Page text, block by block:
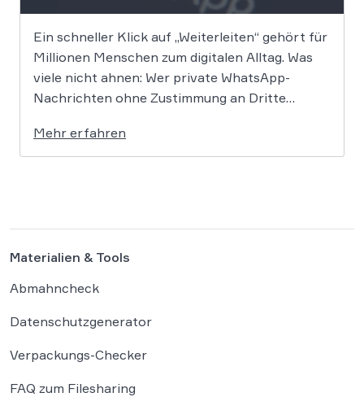
Ein schneller Klick auf „Weiterleiten“ gehört für
Millionen Menschen zum digitalen Alltag. Was
viele nicht ahnen: Wer private WhatsApp-
Nachrichten ohne Zustimmung an Dritte
dünnem Eis. Der Bundesgerichtshof befasst
sich derzeit mit der Frage, ob eine solche
Mehr erfahren
Materialien & Tools
Abmahncheck
Datenschutzgenerator
Verpackungs-Checker
FAQ zum Filesharing